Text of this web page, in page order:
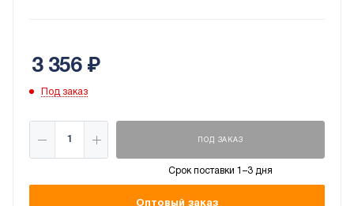
3 356₽
Под заказ
ПОД ЗАКАЗ
Срок поставки 1–3 дня
Оптовый заказ